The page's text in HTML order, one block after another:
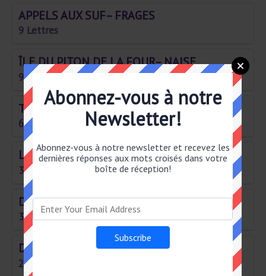
APPELS AUX SUF– FRAGES
9 Lettres
ÎLE DU PITON DE LA FOUR– NAISE
9 Lettres
TOUJOURS PRÉSENTE
6 Lettres
LE GOLFEUR S'Y RÉFÈRE
3 Lettres
DIPLÔME
3 Lettres
DÉCIBEL
2 Lettres
Abonnez-vous à notre
Newsletter!
Abonnez-vous à notre newsletter et recevez les
dernières réponses aux mots croisés dans votre
boîte de réception!